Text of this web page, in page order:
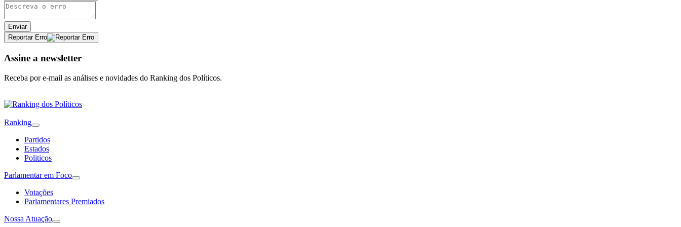
Enviar
Reportar Erro
Assine a newsletter
Receba por e-mail as análises e novidades do Ranking dos Políticos.
Ranking
Partidos
Estados
Politicos
Parlamentar em Foco
Votações
Parlamentares Premiados
Nossa Atuação